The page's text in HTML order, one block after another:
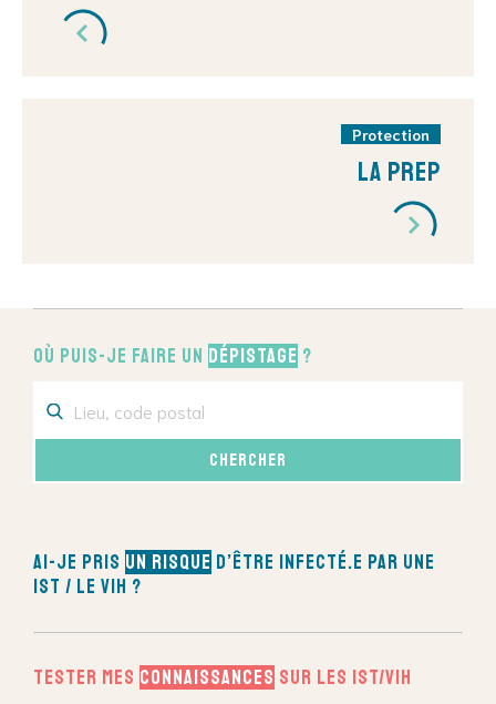
Où puis-je faire un dépistage ?
Ai-je pris un risque d’être infecté.e par une
IST / le VIH ?
Tester mes connaissances sur les IST/VIH
Protection
La PrEP